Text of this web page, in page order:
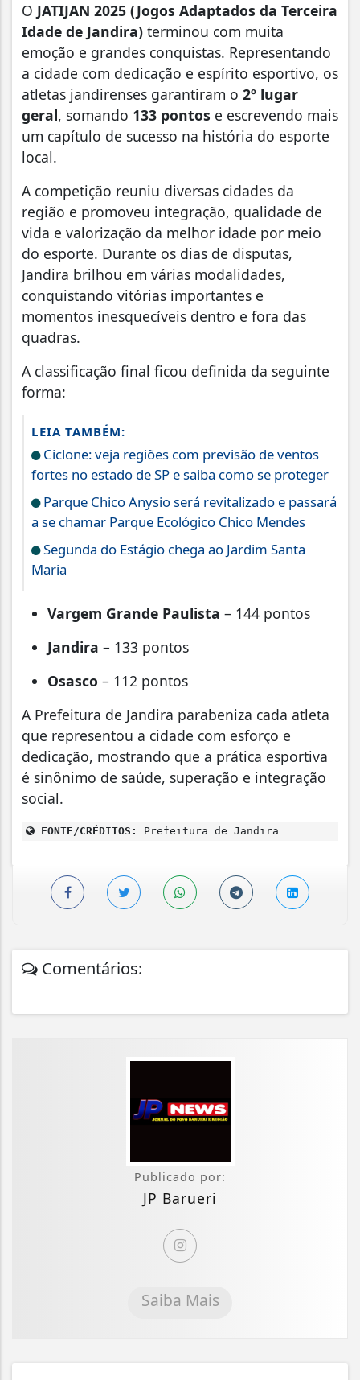
O JATIJAN 2025 (Jogos Adaptados da Terceira
Idade de Jandira) terminou com muita
emoção e grandes conquistas. Representando
a cidade com dedicação e espírito esportivo, os
atletas jandirenses garantiram o 2º lugar
geral, somando 133 pontos e escrevendo mais
um capítulo de sucesso na história do esporte
local.
A competição reuniu diversas cidades da
região e promoveu integração, qualidade de
vida e valorização da melhor idade por meio
do esporte. Durante os dias de disputas,
Jandira brilhou em várias modalidades,
conquistando vitórias importantes e
momentos inesquecíveis dentro e fora das
quadras.
A classificação final ficou definida da seguinte
forma:
LEIA TAMBÉM:
Ciclone: veja regiões com previsão de ventos
fortes no estado de SP e saiba como se proteger
Parque Chico Anysio será revitalizado e passará
a se chamar Parque Ecológico Chico Mendes
Segunda do Estágio chega ao Jardim Santa
Maria
Vargem Grande Paulista – 144 pontos
Jandira – 133 pontos
Osasco – 112 pontos
A Prefeitura de Jandira parabeniza cada atleta
que representou a cidade com esforço e
dedicação, mostrando que a prática esportiva
é sinônimo de saúde, superação e integração
social.
FONTE/CRÉDITOS: Prefeitura de Jandira
Comentários:
Publicado por:
JP Barueri
Saiba Mais